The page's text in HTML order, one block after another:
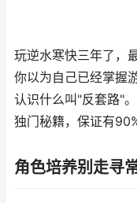
玩逆水寒快三年了，
你以为自己已经掌握
认识什么叫"反套路"
独门秘籍，保证有
角色培养别走寻